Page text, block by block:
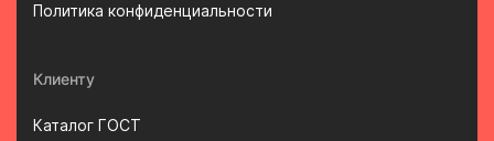
Политика конфиденциальности
Клиенту
Каталог ГОСТ